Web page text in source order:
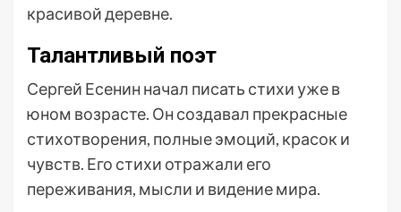
красивой деревне.
Талантливый поэт
Сергей Есенин начал писать стихи уже в
юном возрасте. Он создавал прекрасные
стихотворения, полные эмоций, красок и
чувств. Его стихи отражали его
переживания, мысли и видение мира.